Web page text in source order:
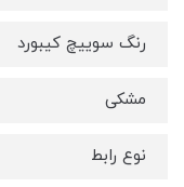
رنگ سوییچ کیبورد
مشکی
نوع رابط